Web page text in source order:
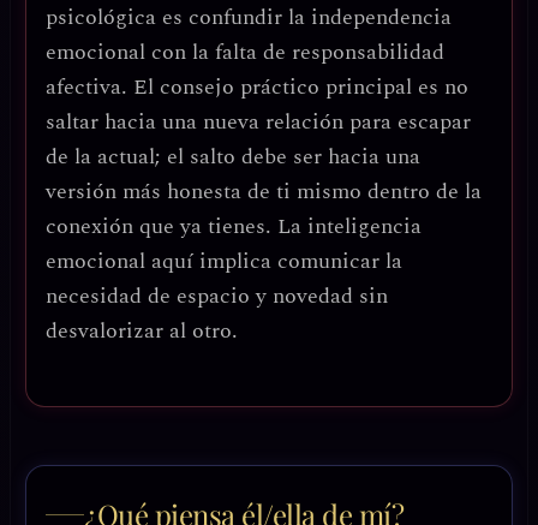
psicológica es confundir la independencia
emocional con la falta de responsabilidad
afectiva. El consejo práctico principal es no
saltar hacia una nueva relación para escapar
de la actual; el salto debe ser hacia una
versión más honesta de ti mismo dentro de la
conexión que ya tienes. La inteligencia
emocional aquí implica comunicar la
necesidad de espacio y novedad sin
desvalorizar al otro.
¿Qué piensa él/ella de mí?